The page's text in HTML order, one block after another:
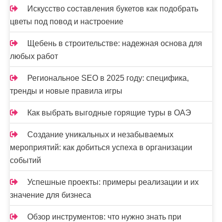
и
с
я
м
Искусство составления букетов как подобрать
цветы под повод и настроение
Щебень в строительстве: надежная основа для
любых работ
Региональное SEO в 2025 году: специфика,
тренды и новые правила игры
Как выбрать выгодные горящие туры в ОАЭ
Создание уникальных и незабываемых
мероприятий: как добиться успеха в организации
событий
Успешные проекты: примеры реализации и их
значение для бизнеса
Обзор инструментов: что нужно знать при